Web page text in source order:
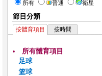
所有 普通 衛星
節目分類
按體育項目 按時間
所有體育項目
足球
篮球